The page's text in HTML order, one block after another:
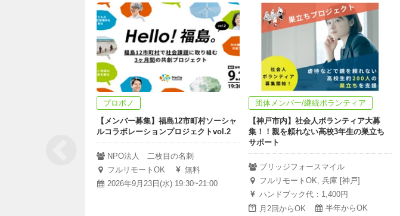
プロボノ
【メンバー募集】福島12市町村ソーシャ
ルコラボレーションプロジェクトvol.2
NPO法人 二枚目の名刺
フルリモートOK
無料
2026年9月23日(水) 19:30~21:00
団体メンバー/継続ボランティア
【神戸市内】社会人ボランティア大募
集！！親を頼れない高校3年生の巣立ち
サポート
ブリッジフォースマイル
フルリモートOK, 兵庫 [神戸]
ハンドブック代：1,400円
月2回からOK
半年からOK